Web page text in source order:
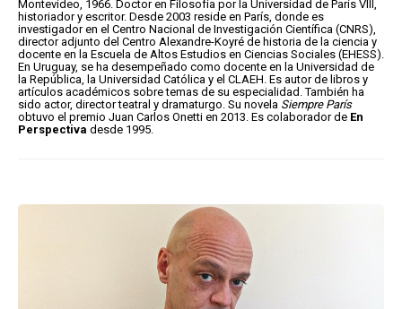
Montevideo, 1966. Doctor en Filosofía por la Universidad de París VIII,
historiador y escritor. Desde 2003 reside en París, donde es
investigador en el Centro Nacional de Investigación Científica (CNRS),
director adjunto del Centro Alexandre-Koyré de historia de la ciencia y
docente en la Escuela de Altos Estudios en Ciencias Sociales (EHESS).
En Uruguay, se ha desempeñado como docente en la Universidad de
la República, la Universidad Católica y el CLAEH. Es autor de libros y
artículos académicos sobre temas de su especialidad. También ha
sido actor, director teatral y dramaturgo. Su novela Siempre París
obtuvo el premio Juan Carlos Onetti en 2013. Es colaborador de En
Perspectiva desde 1995.